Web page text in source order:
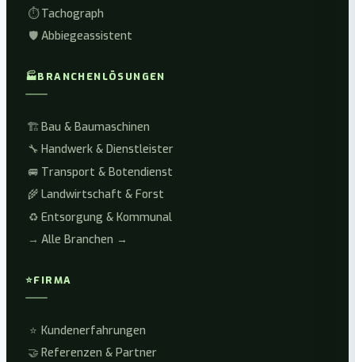
⏱️ Tachograph
🛡️ Abbiegeassistent
🏭BRANCHENLÖSUNGEN
🏗️Bau & Baumaschinen
🔧 Handwerk & Dienstleister
🚐 Transport & Botendienst
🌾 Landwirtschaft & Forst
♻️ Entsorgung & Kommunal
→ Alle Branchen →
⭐FIRMA
⭐ Kundenerfahrungen
🤝 Referenzen & Partner